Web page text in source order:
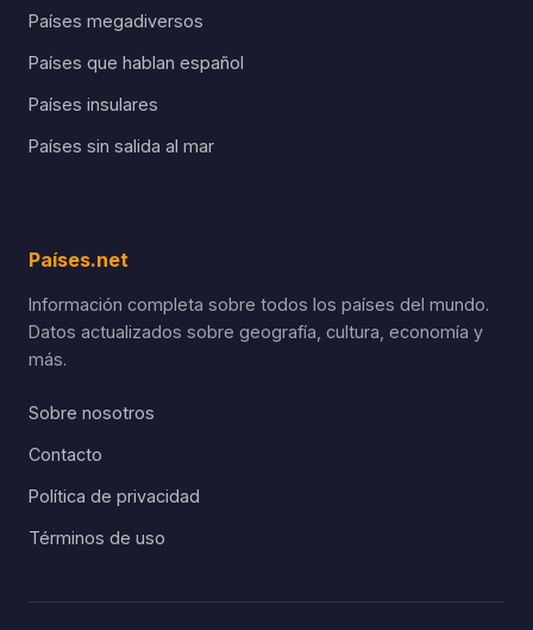
Países megadiversos
Países que hablan español
Países insulares
Países sin salida al mar
Países.net
Información completa sobre todos los países del mundo.
Datos actualizados sobre geografía, cultura, economía y
más.
Sobre nosotros
Contacto
Política de privacidad
Términos de uso